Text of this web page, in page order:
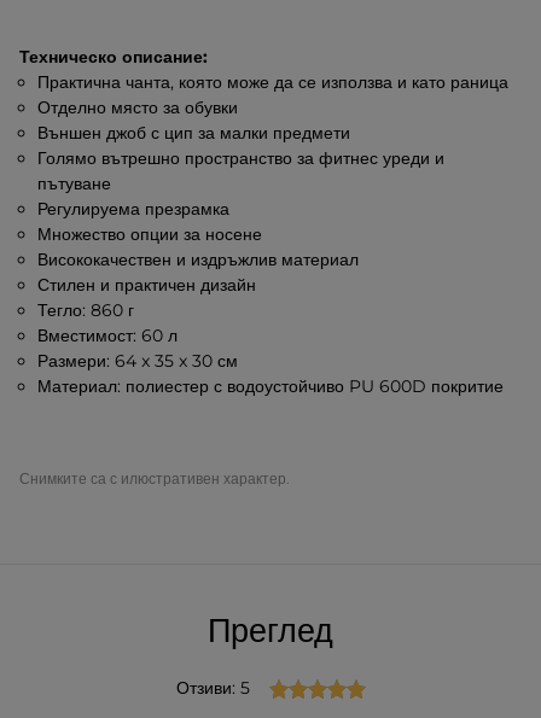
Техническо описание:
Практична чанта, която може да се използва и като раница
Отделно място за обувки
Външен джоб с цип за малки предмети
Голямо вътрешно пространство за фитнес уреди и
пътуване
Регулируема презрамка
Множество опции за носене
Висококачествен и издръжлив материал
Стилен и практичен дизайн
Тегло: 860 г
Вместимост: 60 л
Размери: 64 x 35 x 30 см
Материал: полиестер с водоустойчиво PU 600D покритие
Снимките са с илюстративен характер.
Преглед
Отзиви: 5